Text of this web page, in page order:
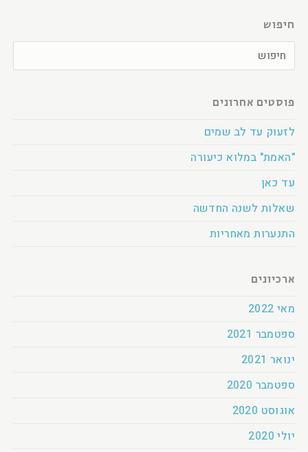
חיפוש
פוסטים אחרונים
לזעוק עד לב שמים
"האמת" במלוא כיעורה
עד כאן
שאלות לשנה החדשה
התנערות מאחריות
ארכיונים
מאי 2022
ספטמבר 2021
ינואר 2021
ספטמבר 2020
אוגוסט 2020
יולי 2020